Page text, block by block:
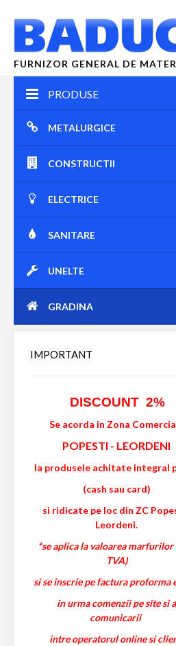
FURNIZOR GENERAL DE
PRODUSE
METALURGICE
CONSTRUCTII
ELECTRICE
SANITARE
UNELTE
GRADINA
IMPORTANT
DISCOUNT 2%
Se acorda in Zona
POPESTI - LEORDENI
la produsele achitate integral
(cash sau card)
si ridicate pe loc din ZC
Leordeni.
*se aplica la valoarea marfurilor
TVA)
si se inscrie pe factura proforma
in urma comenzii pe site si a
comunicarii
intre operatorul online si